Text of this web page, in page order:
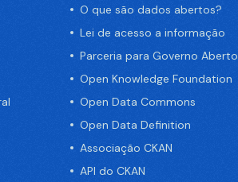
O que são dados abertos?
Lei de acesso a informação
Parceria para Governo Aberto
Open Knowledge Foundation
Open Data Commons
Open Data Definition
Associação CKAN
API do CKAN